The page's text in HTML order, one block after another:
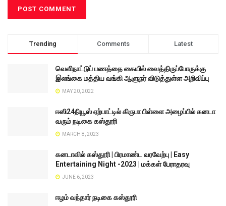
Trending Comments Latest
வெளிநாட்டுப் பணத்தை கையில் வைத்திருப்போருக்கு
இலங்கை மத்திய வங்கி ஆளுநர் விடுத்துள்ள அறிவிப்பு
MAY 20, 2022
ஈஸி24நியூஸ் ஏற்பாட்டில் கிருபா பிள்ளை அழைப்பில் கனடா
வரும் நடிகை கஸ்தூரி
MARCH 8, 2023
கனடாவில் கஸ்தூரி | பிரமாண்ட வரவேற்பு | Easy
Entertaining Night -2023 | மக்கள் பேராதரவு
JUNE 6, 2023
ஈழம் வந்தார் நடிகை கஸ்தூரி